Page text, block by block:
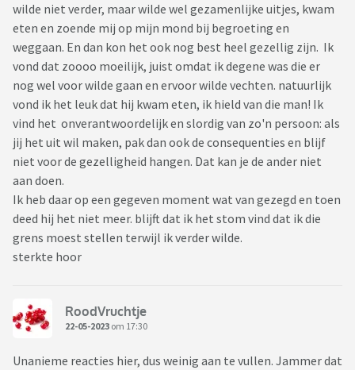
wilde niet verder, maar wilde wel gezamenlijke uitjes, kwam
eten en zoende mij op mijn mond bij begroeting en
weggaan. En dan kon het ook nog best heel gezellig zijn. Ik
vond dat zoooo moeilijk, juist omdat ik degene was die er
nog wel voor wilde gaan en ervoor wilde vechten. natuurlijk
vond ik het leuk dat hij kwam eten, ik hield van die man! Ik
vind het onverantwoordelijk en slordig van zo'n persoon: als
jij het uit wil maken, pak dan ook de consequenties en blijf
niet voor de gezelligheid hangen. Dat kan je de ander niet
aan doen.
Ik heb daar op een gegeven moment wat van gezegd en toen
deed hij het niet meer. blijft dat ik het stom vind dat ik die
grens moest stellen terwijl ik verder wilde.
sterkte hoor
RoodVruchtje
22-05-2023 om 17:30
Unanieme reacties hier, dus weinig aan te vullen. Jammer dat